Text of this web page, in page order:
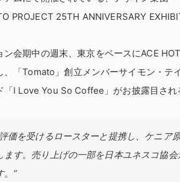
PROJECT 25TH ANNIVERSARY
ン会期中の週末、東京をベースにACE
、「Tomato」創立メンバーサイモン・テ
「I Love You So Coffee」がお披露目され
価を受けるロースターと提携し、ケニア
ます。売り上げの一部を日本ユネスコ協
。”